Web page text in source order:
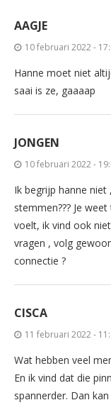
AAGJE
10 februari 2022 -
Hanne moet niet
saai is ze, gaaaap
JONGEN
10 februari 2022 -
Ik begrijp hanne
stemmen??? Je
voelt, ik vind ook
vragen , volg
connectie ?
CISCA
11 februari 2022 -
Wat hebben veel
En ik vind dat die
spannerder. Dan